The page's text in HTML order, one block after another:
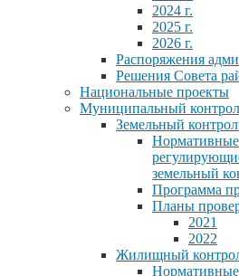
2024 г.
2025 г.
2026 г.
Распоряжения
Решения Совета
Национальные проекты
Муниципальный
Земельный
земельный
Программа
Планы
2021
2022
Жилищный